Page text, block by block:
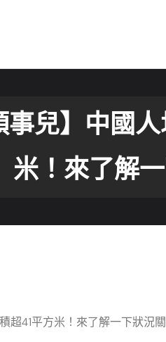
事兒】中國
米！來了解
41平方米！來了解一下狀況